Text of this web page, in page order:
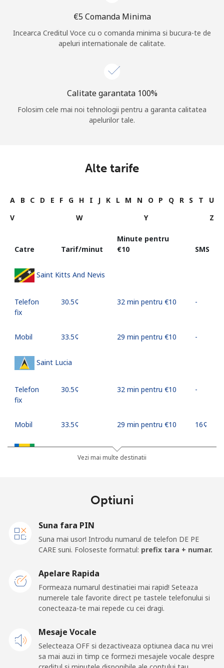
⁦€5⁩ Comanda Minima
Incearca Creditul Voce cu o comanda minima si bucura-te de
apeluri internationale de calitate.
Calitate garantata 100%
Folosim cele mai noi tehnologii pentru a garanta calitatea
apelurilor tale.
Alte tarife
A B C D E F G H I J K L M N O P Q R S T
U
V
W Y Z
Catre Tarif/minut
Minute pentru
⁦€10⁩
SMS
Saint Kitts And Nevis
Telefon
fix
⁦30.5¢⁩ 32 min pentru ⁦€10⁩ -
Mobil ⁦33.5¢⁩ 29 min pentru ⁦€10⁩ -
Saint Lucia
Telefon
fix
⁦30.5¢⁩ 32 min pentru ⁦€10⁩ -
Mobil ⁦33.5¢⁩ 29 min pentru ⁦€10⁩ ⁦16¢⁩
Saint Vincent And The Grenadines
Samoa
fix
⁦121.5¢⁩ 8 min pentru ⁦€10⁩ ⁦23¢⁩
⁦21.9¢⁩ 45 min pentru ⁦€10⁩ -
Vezi mai multe destinatii
Optiuni
Suna fara PIN
Suna mai usor! Introdu numarul de telefon DE PE
CARE suni. Foloseste formatul: prefix tara + numar.
Apelare Rapida
Formeaza numarul destinatiei mai rapid! Seteaza
numerele tale favorite direct pe tastele telefonului si
conecteaza-te mai repede cu cei dragi.
Mesaje Vocale
Selecteaza OFF si dezactiveaza optiunea daca nu vrei
sa mai auzi in timp ce formezi mesajele vocale despre